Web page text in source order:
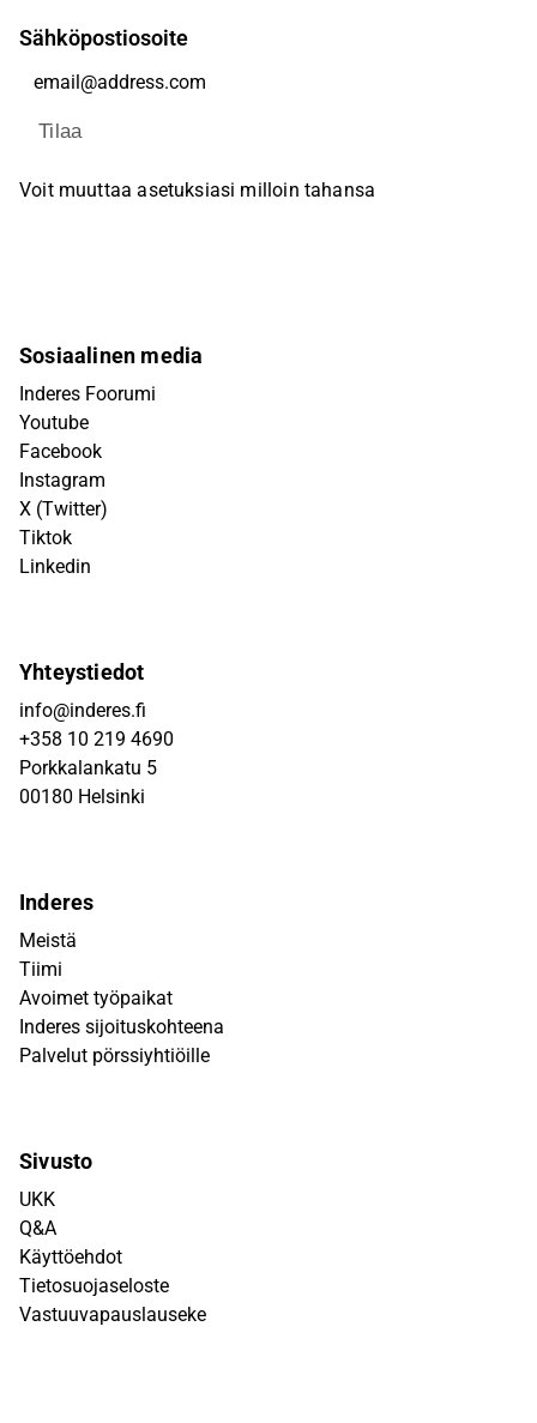
Sähköpostiosoite
Tilaa
Voit muuttaa asetuksiasi milloin tahansa
Sosiaalinen media
Inderes Foorumi
Youtube
Facebook
Instagram
X (Twitter)
Tiktok
Linkedin
Yhteystiedot
info@inderes.fi
+358 10 219 4690
Porkkalankatu 5
00180 Helsinki
Inderes
Meistä
Tiimi
Avoimet työpaikat
Inderes sijoituskohteena
Palvelut pörssiyhtiöille
Sivusto
UKK
Q&A
Käyttöehdot
Tietosuojaseloste
Vastuuvapauslauseke